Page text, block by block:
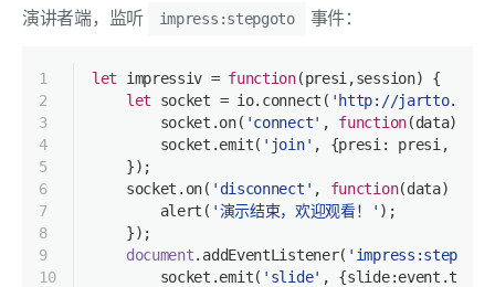
演讲者端，监听 impress:stepgoto 事件：
1
2
3
4
5
6
7
8
9
10
let impressiv = function(presi,session) {
let socket = io.connect( 'http://
        socket.on(
'connect' , function(data)
        socket.emit(
'join' , {presi : presi,
    });
    socket.on(
'disconnect' , function(data)
        alert(
'演示结束，欢迎观看！' );
    });
document.addEventListener(
        socket.emit(
'slide' , {slide